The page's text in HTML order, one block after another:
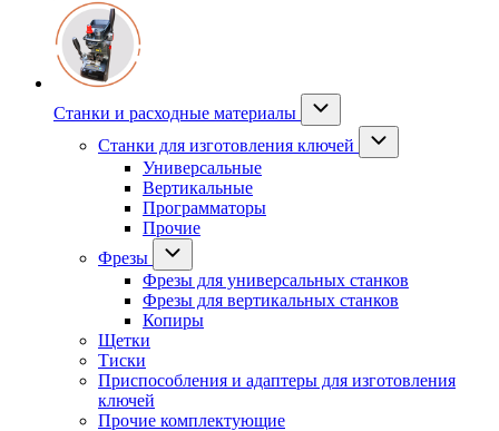
Станки и расходные материалы
Станки для изготовления ключей
Универсальные
Вертикальные
Программаторы
Прочие
Фрезы
Фрезы для универсальных станков
Фрезы для вертикальных станков
Копиры
Щетки
Тиски
Приспособления и адаптеры для изготовления
ключей
Прочие комплектующие